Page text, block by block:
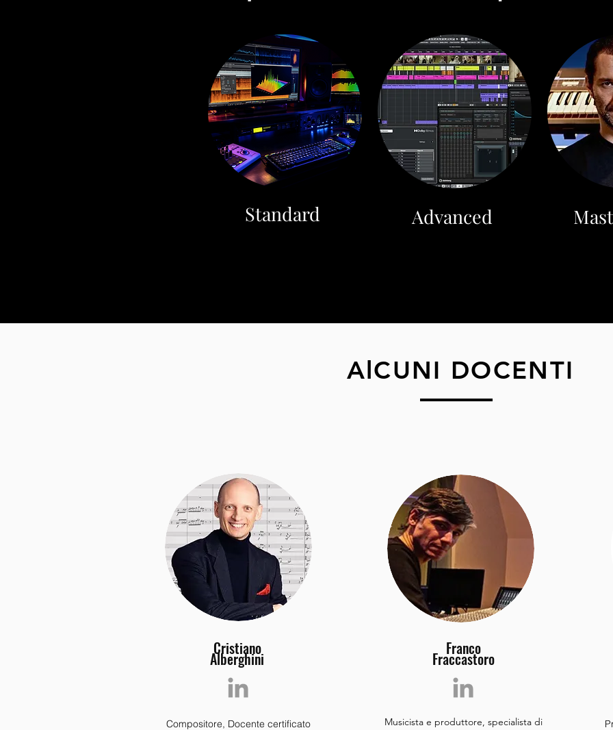
Standard Advanced
AlCUNI DOCENTI
Cristiano
Alberghini
Compositore, Docente certificato
Franco
Fraccastoro
Musicista e produttore, specialista di